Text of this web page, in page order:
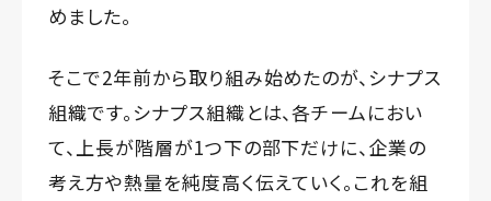
めました。
そこで2年前から取り組み始めたのが、シナプス
組織です。シナプス組織とは、各チームにおい
て、上長が階層が1つ下の部下だけに、企業の
考え方や熱量を純度高く伝えていく。これを組